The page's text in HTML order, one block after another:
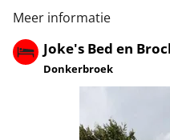
Meer informatie
Joke's Bed en
Donkerbroek